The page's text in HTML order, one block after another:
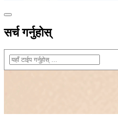
सर्च गर्नुहोस्